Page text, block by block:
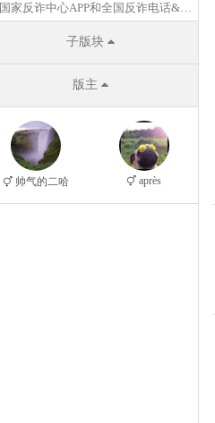
国家反诈中心APP和全国反诈电话&quot;96110&quot;推广宣传
子版块
版主
帅气的二哈 après